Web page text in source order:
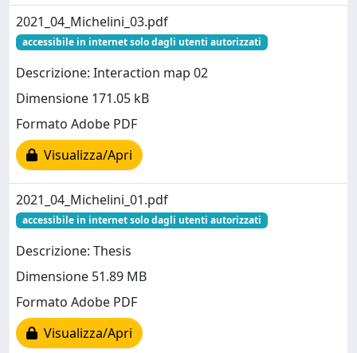
2021_04_Michelini_03.pdf
accessibile in internet solo dagli utenti autorizzati
Descrizione: Interaction map 02
Dimensione 171.05 kB
Formato Adobe PDF
Visualizza/Apri
2021_04_Michelini_01.pdf
accessibile in internet solo dagli utenti autorizzati
Descrizione: Thesis
Dimensione 51.89 MB
Formato Adobe PDF
Visualizza/Apri